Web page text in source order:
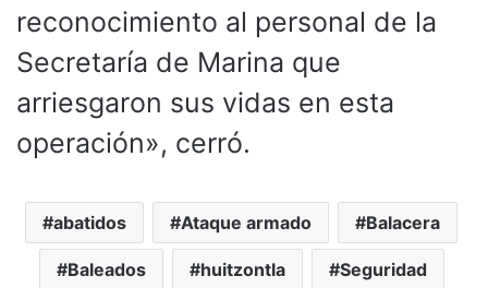
reconocimiento al personal de la
Secretaría de Marina que
arriesgaron sus vidas en esta
operación», cerró.
abatidos Ataque armado Balacera
Baleados huitzontla Seguridad